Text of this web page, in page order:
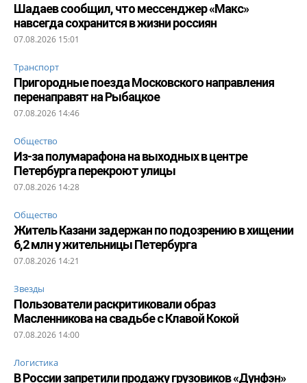
Шадаев сообщил, что мессенджер «Макс»
навсегда сохранится в жизни россиян
07.08.2026 15:01
Транспорт
Пригородные поезда Московского направления
перенаправят на Рыбацкое
07.08.2026 14:46
Общество
Из-за полумарафона на выходных в центре
Петербурга перекроют улицы
07.08.2026 14:28
Общество
Житель Казани задержан по подозрению в хищении
6,2 млн у жительницы Петербурга
07.08.2026 14:21
Звезды
Пользователи раскритиковали образ
Масленникова на свадьбе с Клавой Кокой
07.08.2026 14:00
Логистика
В России запретили продажу грузовиков «Дунфэн»